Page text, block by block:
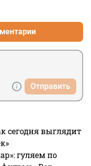
Отправить
сегодня выглядит
гуляем по